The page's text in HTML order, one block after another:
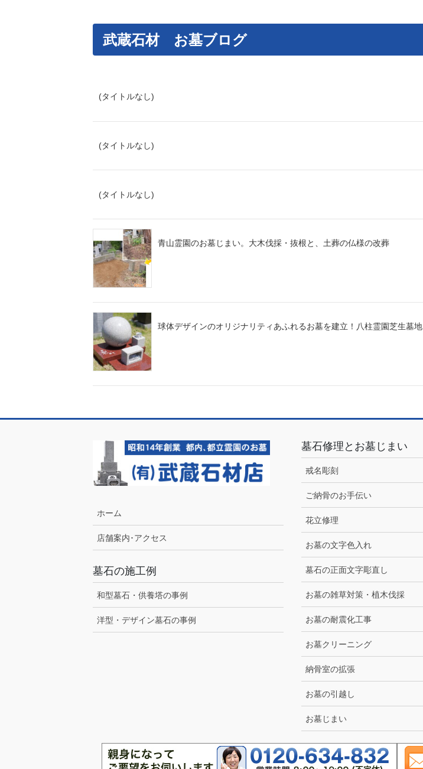
武蔵石材 お墓ブログ
(タイトルなし)
(タイトルなし)
(タイトルなし)
青山霊園のお墓じまい。大木伐採・抜根と、土葬の仏様の改葬
球体デザインのオリジナリティあふれるお墓を建立！八柱霊園芝生墓地
ホーム
店舗案内･アクセス
墓石の施工例
和型墓石・供養塔の事例
洋型・デザイン墓石の事例
墓石修理とお墓じまい
戒名彫刻
ご納骨のお手伝い
花立修理
お墓の文字色入れ
墓石の正面文字彫直し
お墓の雑草対策・植木伐採
お墓の耐震化工事
お墓クリーニング
納骨室の拡張
お墓の引越し
お墓じまい